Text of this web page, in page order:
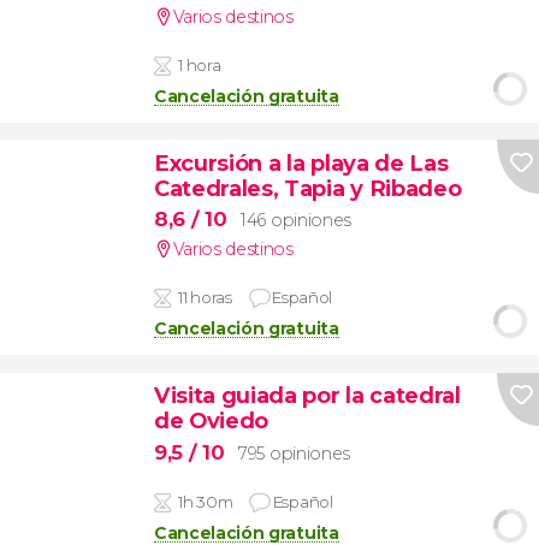
Varios destinos
1 hora
Cancelación gratuita
Excursión a la playa de Las
Catedrales, Tapia y Ribadeo
8,6 / 10
146 opiniones
Varios destinos
11 horas Español
Cancelación gratuita
Visita guiada por la catedral
de Oviedo
9,5 / 10 795 opiniones
1h 30m Español
Cancelación gratuita